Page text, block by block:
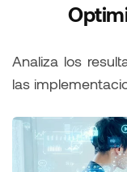
Analiza los
las